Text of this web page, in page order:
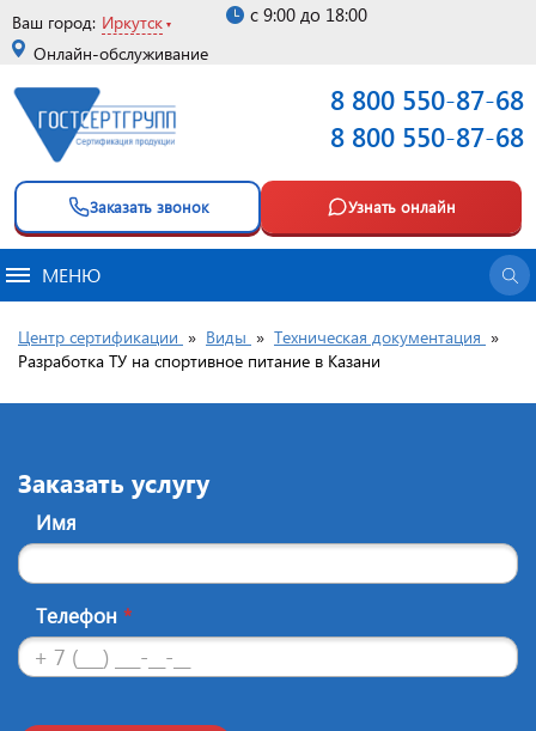
Ваш город: Иркутск
Онлайн-обслуживание
с 9:00 до 18:00
8 800 550-87-68
8 800 550-87-68
Заказать звонок Узнать онлайн
МЕНЮ
Центр сертификации » Виды » Техническая документация »
Разработка ТУ на спортивное питание в Казани
Заказать услугу
Имя
Телефон *